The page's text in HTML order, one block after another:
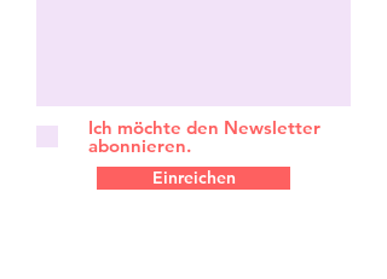
Ich möchte den Newsletter
abonnieren.
Einreichen